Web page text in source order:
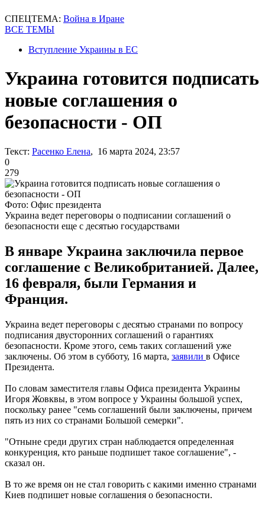
СПЕЦТЕМА: Война в Иране
ВСЕ ТЕМЫ
Вступление Украины в ЕС
Украина готовится подписать
новые соглашения о
безопасности - ОП
Текст: Расенко Елена, 16 марта 2024, 23:57
0
279
Фото: Офис президента
Украина ведет переговоры о подписании соглашений о
безопасности еще с десятью государствами
В январе Украина заключила первое
соглашение с Великобританией. Далее,
16 февраля, были Германия и
Франция.
Украина ведет переговоры с десятью странами по вопросу
подписания двусторонних соглашений о гарантиях
безопасности. Кроме этого, семь таких соглашений уже
заключены. Об этом в субботу, 16 марта, заявили в Офисе
Президента.
По словам заместителя главы Офиса президента Украины
Игоря Жовквы, в этом вопросе у Украины большой успех,
поскольку ранее "семь соглашений были заключены, причем
пять из них со странами Большой семерки".
"Отныне среди других стран наблюдается определенная
конкуренция, кто раньше подпишет такое соглашение", -
сказал он.
В то же время он не стал говорить с какими именно странами
Киев подпишет новые соглашения о безопасности.